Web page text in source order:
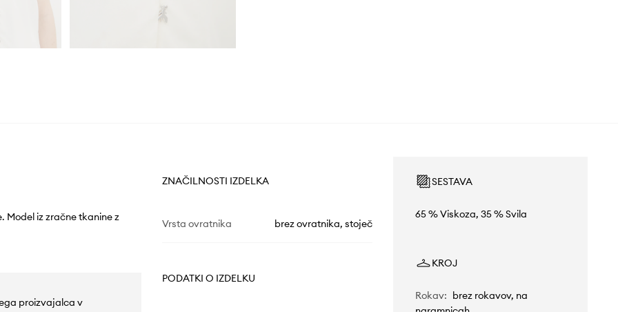
Model iz zračne tkanine z
proizvajalca v
ZNAČILNOSTI IZDELKA
Vrsta ovratnika brez ovratnika, stoječ
PODATKI O IZDELKU
SESTAVA
65 % Viskoza, 35 % Svila
KROJ
Rokav:
brez rokavov, na